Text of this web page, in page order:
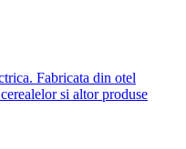
Fabricata din otel
si altor produse